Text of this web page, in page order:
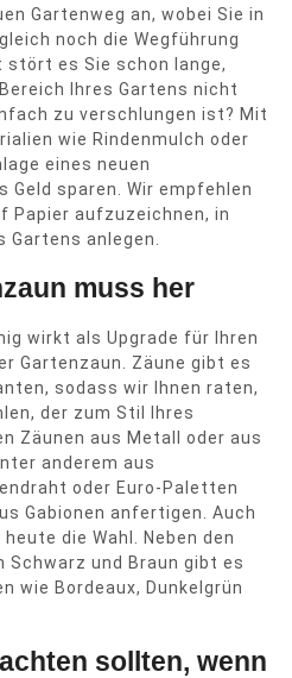
Gartenweg an, wobei Sie in
noch die Wegführung
stört es Sie schon lange,
Ihres Gartens nicht
zu verschlungen ist? Mit
wie Rindenmulch oder
eines neuen
Geld sparen. Wir empfehlen
Papier aufzuzeichnen, in
Gartens anlegen.
muss her
wirkt als Upgrade für Ihren
Gartenzaun. Zäune gibt es
sodass wir Ihnen raten,
der zum Stil Ihres
Zäunen aus Metall oder aus
anderem aus
oder Euro-Paletten
Gabionen anfertigen. Auch
die Wahl. Neben den
Schwarz und Braun gibt es
wie Bordeaux, Dunkelgrün
sollten, wenn